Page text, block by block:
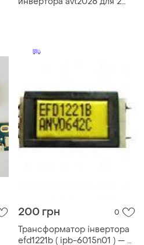
200 грн 0
Трансформатор інвертора
efd1221b ( ipb-6015n01 ) — б/